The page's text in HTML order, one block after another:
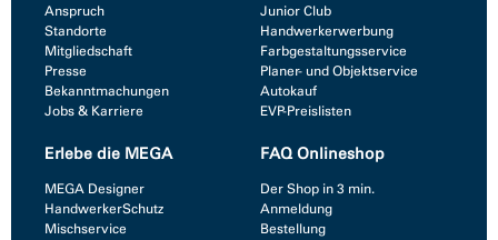
Anspruch
Standorte
Mitgliedschaft
Presse
Bekanntmachungen
Jobs & Karriere
Junior Club
Handwerkerwerbung
Farbgestaltungsservice
Planer- und Objektservice
Autokauf
EVP-Preislisten
Erlebe die MEGA
MEGA Designer
HandwerkerSchutz
Mischservice
FAQ Onlineshop
Der Shop in 3 min.
Anmeldung
Bestellung